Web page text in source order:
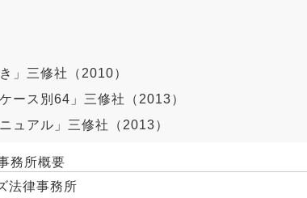
」三修社（2010）
ース別64」三修社（2013）
ュアル」三修社（2013）
務所概要
法律事務所